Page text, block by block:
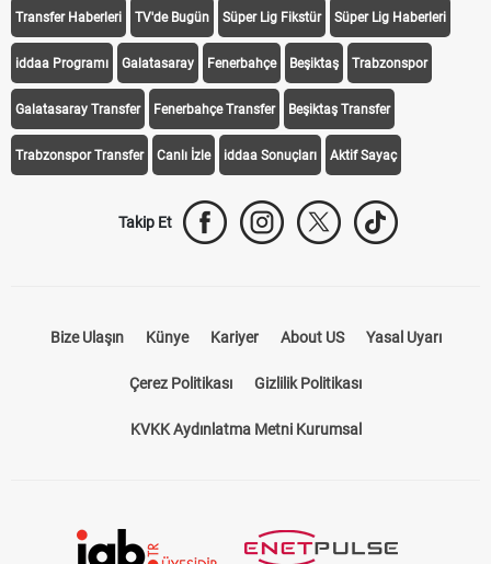
Transfer Haberleri TV'de Bugün Süper Lig Fikstür Süper Lig Haberleri
iddaa Programı Galatasaray Fenerbahçe Beşiktaş Trabzonspor
Galatasaray Transfer Fenerbahçe Transfer Beşiktaş Transfer
Trabzonspor Transfer Canlı İzle iddaa Sonuçları Aktif Sayaç
Takip Et
Bize Ulaşın Künye Kariyer About US Yasal Uyarı
Çerez Politikası Gizlilik Politikası
KVKK Aydınlatma Metni Kurumsal